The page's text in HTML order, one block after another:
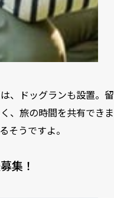
、ドッグランも設置。留
、旅の時間を共有できま
そうですよ。
集！